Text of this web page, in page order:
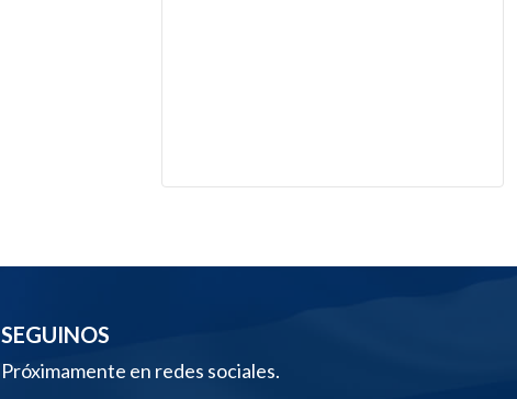
SEGUINOS
Próximamente en redes sociales.